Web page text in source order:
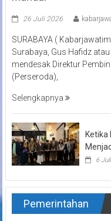
26 Juli 2026
SURABAYA (
Surabaya, Gus Hafidz
mendesak Direktur
(Perseroda),
Selengkapnya
Ketika
6
Pemerintahan